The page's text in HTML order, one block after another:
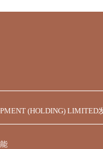
(HOLDING) LIMITED
9.75%优先票据之同意征求于